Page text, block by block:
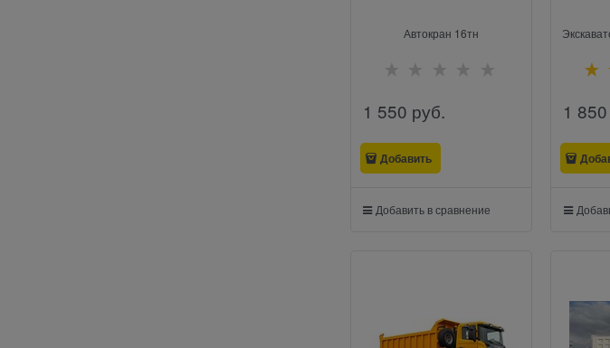
Автокран 16тн
1 550 руб.
Добавить
Добавить в сравнение
1 850